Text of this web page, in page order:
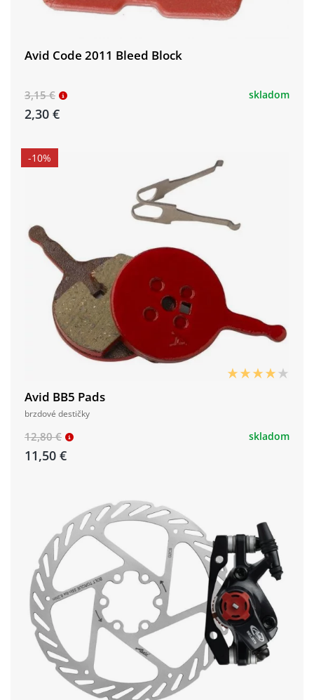
Avid Code 2011 Bleed Block
3,15 €
2,30 €
skladom
-10%
Avid BB5 Pads
brzdové destičky
12,80 €
11,50 €
skladom